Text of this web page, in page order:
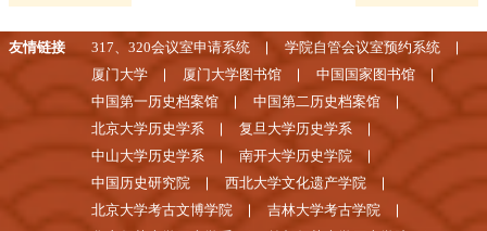
友情链接 317、320会议室申请系统
学院自管会议室预约系统
厦门大学
厦门大学图书馆
中国国家图书馆
中国第一历史档案馆
中国第二历史档案馆
北京大学历史学系
复旦大学历史学系
中山大学历史学系
南开大学历史学院
中国历史研究院
西北大学文化遗产学院
北京大学考古文博学院
吉林大学考古学院